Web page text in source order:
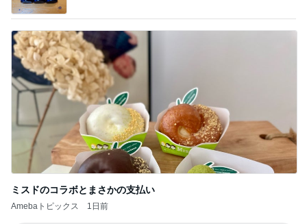
ミスドのコラボとまさかの支払い
Amebaトピックス 1日前